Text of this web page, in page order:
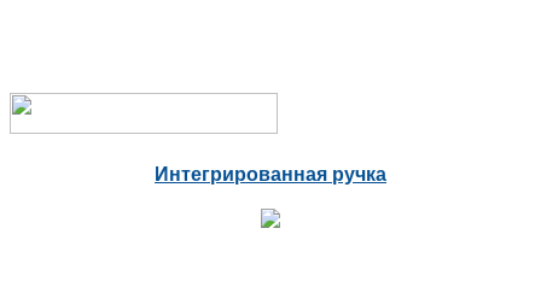
Интегрированная ручка